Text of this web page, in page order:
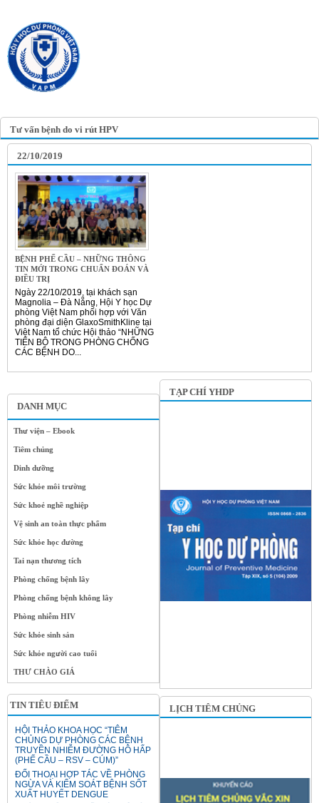
Tư vấn bệnh do vi rút HPV
DANH MỤC
Thư viện – Ebook
Tiêm chủng
Dinh dưỡng
Sức khỏe môi trường
Sức khoẻ nghề nghiệp
Vệ sinh an toàn thực phẩm
Sức khỏe học đường
Tai nạn thương tích
Phòng chống bệnh lây
Phòng chống bệnh không lây
Phòng nhiễm HIV
Sức khỏe sinh sản
Sức khỏe người cao tuổi
THƯ CHÀO GIÁ
TIN TIÊU ĐIỂM
HỘI THẢO KHOA HỌC “TIÊM
CHỦNG DỰ PHÒNG CÁC BỆNH
TRUYỀN NHIỄM ĐƯỜNG HÔ HẤP
(PHẾ CẦU – RSV – CÚM)”
ĐỐI THOẠI HỢP TÁC VỀ PHÒNG
NGỪA VÀ KIỂM SOÁT BỆNH SỐT
XUẤT HUYẾT DENGUE
22/10/2019
BỆNH PHẾ CẦU – NHỮNG THÔNG
TIN MỚI TRONG CHUẨN ĐOÁN VÀ
ĐIỀU TRỊ
Ngày 22/10/2019, tại khách sạn
Magnolia – Đà Nẵng, Hội Y học Dự
phòng Việt Nam phối hợp với Văn
phòng đại diện GlaxoSmithKline tại
Việt Nam tổ chức Hội thảo “NHỮNG
TIẾN BỘ TRONG PHÒNG CHỐNG
CÁC BỆNH DO...
TẠP CHÍ YHDP
LỊCH TIÊM CHỦNG